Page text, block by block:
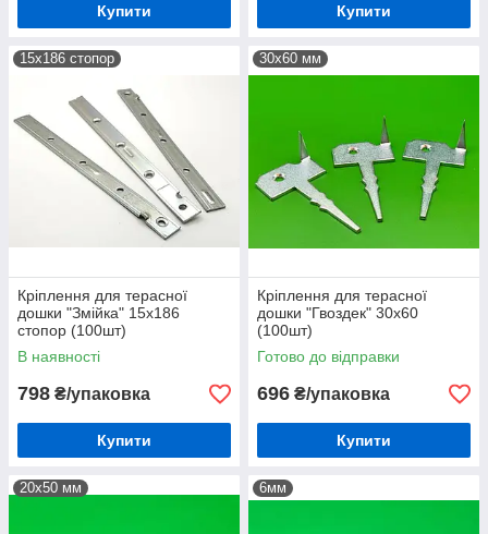
Купити Купити
15х186 стопор
Кріплення для терасної
дошки "Змійка" 15х186
стопор (100шт)
В наявності
798 ₴/упаковка
Купити
30х60 мм
Кріплення для терасної
дошки "Гвоздек" 30х60
(100шт)
Готово до відправки
696 ₴/упаковка
Купити
20х50 мм 6мм